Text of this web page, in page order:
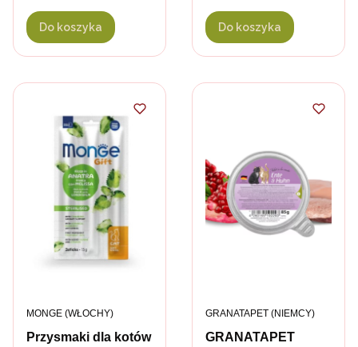
Do koszyka Do koszyka
Przysmaki dla kotów
PRODUCENT
MONGE (WŁOCHY)
GRANATAPET
PRODUCENT
GRANATAPET (NIEMCY)